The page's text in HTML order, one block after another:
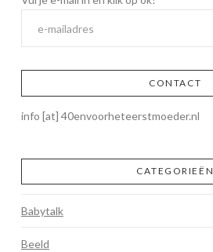
CONTACT
info [at] 40envoorheteerstmoeder.nl
CATEGORIEËN
Babytalk
Beeld